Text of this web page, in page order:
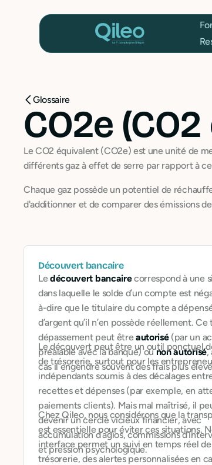
Glossaire
CO2e
Le CO2 équivalent (CO2e) est une unité de
différents gaz à effet de serre par rapport à
Chaque gaz possède un potentiel de
d'additionner et de comparer des émissions
Découvert bancaire
Ledécouvert bancairecorrespond à une
dans laquelle le solde d’un compte est
à-dire que le titulaire du compte a
d’argent qu’il n’en possède réellement.
dépassement peut êtreautorisé(par un
préalable avec la banque) ounon autorisé,
cas il engendre souvent des frais plus
Le découvert peut être un outil ponctuel
de trésorerie, surtout pour les
indépendants soumis à des décalages
recettes et dépenses (par exemple, en
paiements clients). Mais mal maîtrisé, il
devenir un cercle vicieux financier, avec
accumulation d’agios, commissions
et pression psychologique.
Chez Qileo, nous considérons que la
est essentielle pour éviter ces situations.
interface permet un suivi en temps réel
trésorerie, des alertes personnalisées en